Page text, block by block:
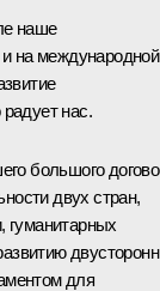
наше
и на международной
нас.
большого
двух стран,
гуманитарных
для